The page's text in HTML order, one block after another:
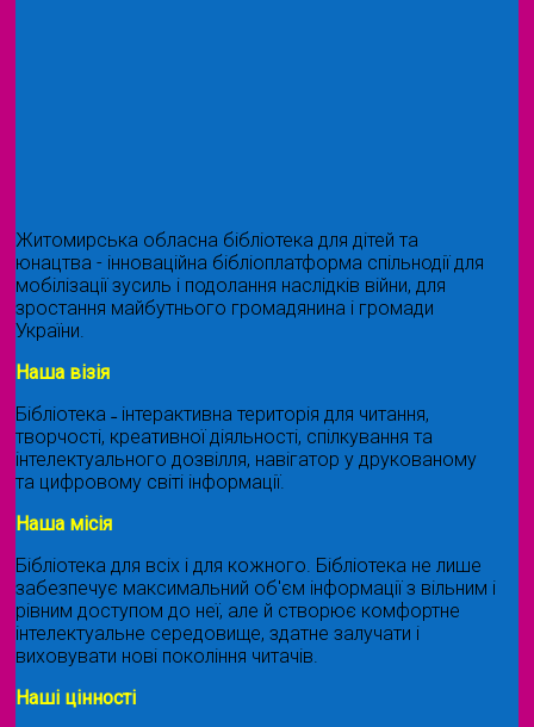
Житомирська обласна бібліотека для дітей та
юнацтва - інноваційна бібліоплатформа спільнодії для
мобілізації зусиль і подолання наслідків війни, для
зростання майбутнього громадянина і громади
України.
Наша візія
Бібліотека ˗ інтерактивна територія для читання,
творчості, креативної діяльності, спілкування та
інтелектуального дозвілля, навігатор у друкованому
та цифровому світі інформації.
Наша місія
Бібліотека для всіх і для кожного. Бібліотека не лише
забезпечує максимальний об'єм інформації з вільним і
рівним доступом до неї, але й створює комфортне
інтелектуальне середовище, здатне залучати і
виховувати нові покоління читачів.
Наші цінності